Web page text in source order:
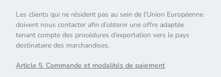
Les clients qui ne résident pas au sein de l’Union Européenne
doivent nous contacter afin d’obtenir une offre adaptée
tenant compte des procédures d’exportation vers le pays
destinataire des marchandises.
Article 5. Commande et modalités de paiement